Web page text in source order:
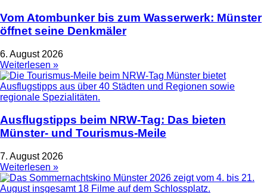
Vom Atombunker bis zum Wasserwerk: Münster
öffnet seine Denkmäler
6. August 2026
Weiterlesen »
Ausflugstipps beim NRW-Tag: Das bieten
Münster- und Tourismus-Meile
7. August 2026
Weiterlesen »